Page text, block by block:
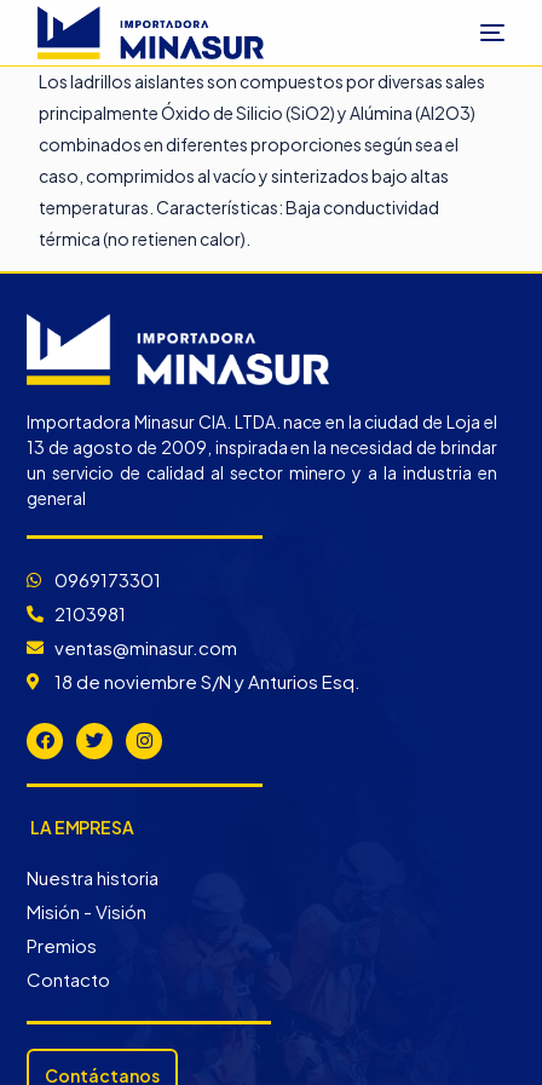
Los ladrillos aislantes son compuestos por diversas sales
principalmente Óxido de Silicio (SiO2) y Alúmina (Al2O3)
combinados en diferentes proporciones según sea el
caso, comprimidos al vacío y sinterizados bajo altas
temperaturas. Características: Baja conductividad
térmica (no retienen calor).
Importadora Minasur CIA. LTDA. nace en la ciudad de Loja el
13 de agosto de 2009, inspirada en la necesidad de brindar
un servicio de calidad al sector minero y a la industria en
general
0969173301
2103981
ventas@minasur.com
18 de noviembre S/N y Anturios Esq.
LA EMPRESA
Nuestra historia
Misión - Visión
Premios
Contacto
Contáctanos